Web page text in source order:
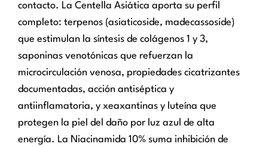
contacto. La Centella Asiática aporta su perfil
completo: terpenos (asiaticoside, madecassoside)
que estimulan la síntesis de colágenos 1 y 3,
saponinas venotónicas que refuerzan la
microcirculación venosa, propiedades cicatrizantes
documentadas, acción antiséptica y
antiinflamatoria, y xeaxantinas y luteína que
protegen la piel del daño por luz azul de alta
energía. La Niacinamida 10% suma inhibición de